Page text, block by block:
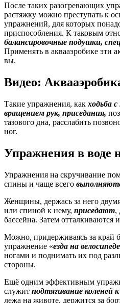
После таких разогревающих
растяжку можно преступать к
упражнений, для которых
приспособления. К таковым
балансировочные подушки,
Применять в аквааэробике эти
вы.
Видео:
Такие упражнения, как ходьба
вращением рук, приседания,
тазового дна, расслабить
ног.
Упражнения в воде
Упражнения на скручивание
спины и чаще всего
Женщины, держась за него
или спиной к нему, приседают,
бассейна. Затем
Можно, придерживаясь за край
упражнение «езда на велосипеде
ногами и поднимать их под
стороны.
Ещё одним эффективным
служит подтягивание коленей
лежа на животе, держится за